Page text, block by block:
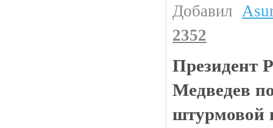
Добавил
2352
Президент
Медведев
штурмовой